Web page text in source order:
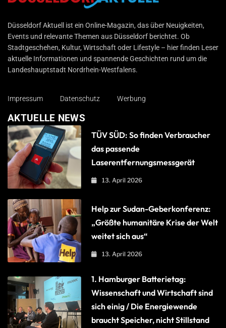
Düsseldorf Aktuell
Düsseldorf Aktuell ist ein Online-Magazin, das über Neuigkeiten,
Events und relevante Themen aus Düsseldorf berichtet. Ob
Stadtgeschehen, Kultur, Wirtschaft oder Lifestyle – hier finden Leser
aktuelle Informationen und spannende Geschichten rund um die
Landeshauptstadt Nordrhein-Westfalens.
Impressum Datenschutz Werbung
AKTUELLE NEWS
TÜV SÜD: So finden Verbraucher
das passende
Laserentfernungsmessgerät
13. April 2026
Help zur Sudan-Geberkonferenz:
„Größte humanitäre Krise der Welt
weitet sich aus“
13. April 2026
1. Hamburger Batterietag:
Wissenschaft und Wirtschaft sind
sich einig / Die Energiewende
braucht Speicher, nicht Stillstand